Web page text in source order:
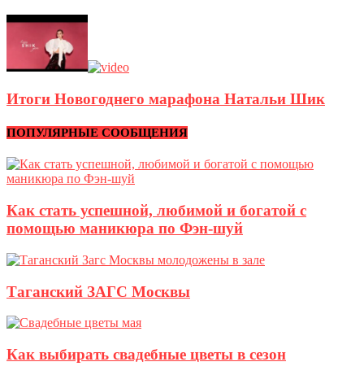
Итоги Новогоднего марафона Натальи Шик
ПОПУЛЯРНЫЕ СООБЩЕНИЯ
Как стать успешной, любимой и богатой с
помощью маникюра по Фэн-шуй
Таганский ЗАГС Москвы
Как выбирать свадебные цветы в сезон